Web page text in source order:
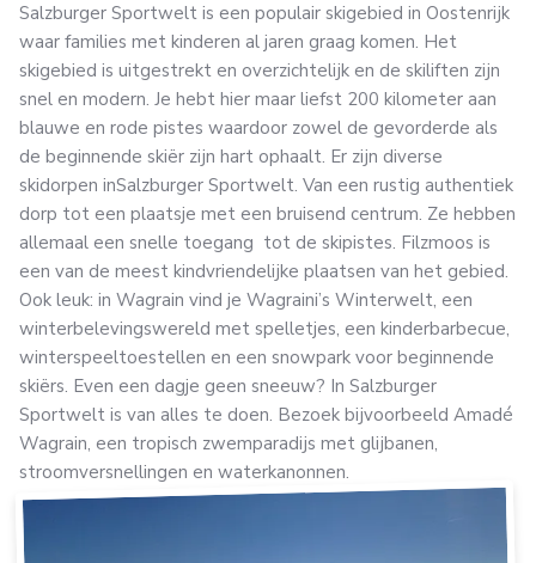
Salzburger Sportwelt is een populair skigebied in Oostenrijk
waar families met kinderen al jaren graag komen. Het
skigebied is uitgestrekt en overzichtelijk en de skiliften zijn
snel en modern. Je hebt hier maar liefst 200 kilometer aan
blauwe en rode pistes waardoor zowel de gevorderde als
de beginnende skiër zijn hart ophaalt. Er zijn diverse
skidorpen inSalzburger Sportwelt. Van een rustig authentiek
dorp tot een plaatsje met een bruisend centrum. Ze hebben
allemaal een snelle toegang tot de skipistes. Filzmoos is
een van de meest kindvriendelijke plaatsen van het gebied.
Ook leuk: in Wagrain vind je Wagraini’s Winterwelt, een
winterbelevingswereld met spelletjes, een kinderbarbecue,
winterspeeltoestellen en een snowpark voor beginnende
skiërs. Even een dagje geen sneeuw? In Salzburger
Sportwelt is van alles te doen. Bezoek bijvoorbeeld Amadé
Wagrain, een tropisch zwemparadijs met glijbanen,
stroomversnellingen en waterkanonnen.